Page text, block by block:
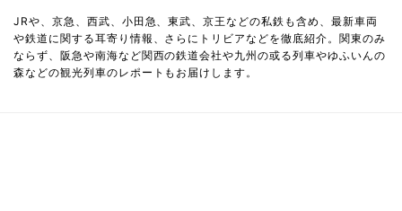
JRや、京急、西武、小田急、東武、京王などの私鉄も含め、最新車両
や鉄道に関する耳寄り情報、さらにトリビアなどを徹底紹介。関東のみ
ならず、阪急や南海など関西の鉄道会社や九州の或る列車やゆふいんの
森などの観光列車のレポートもお届けします。